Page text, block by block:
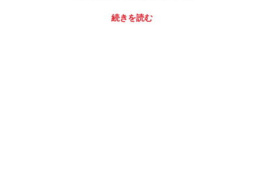
続きを読む